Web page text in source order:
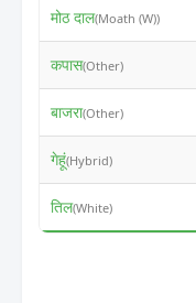
मोठ दाल(Moath (W))
कपास(Other)
बाजरा(Other)
गेहूं(Hybrid)
तिल(White)